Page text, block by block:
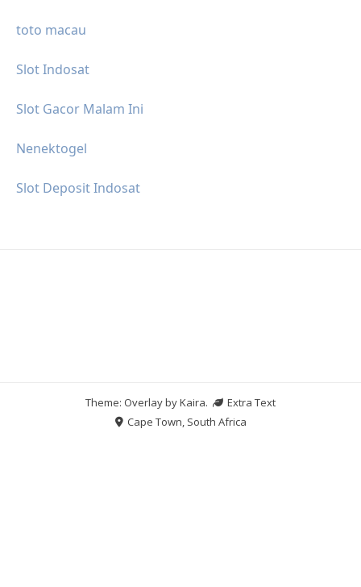
toto macau
Slot Indosat
Slot Gacor Malam Ini
Nenektogel
Slot Deposit Indosat
Theme: Overlay byKaira.
Extra Text
Cape Town, South Africa